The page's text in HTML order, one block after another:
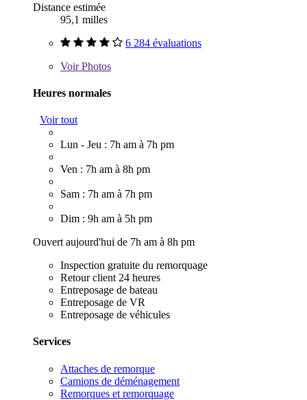
Distance estimée
95,1 milles
6 284 évaluations
VoirPhotos
Heures normales
Voir tout
Lun - Jeu : 7h am à 7h pm
Ven : 7h am à 8h pm
Sam : 7h am à 7h pm
Dim : 9h am à 5h pm
Ouvert aujourd'hui de 7h am à 8h pm
Inspection gratuite du remorquage
Retour client 24 heures
Entreposage de bateau
Entreposage de VR
Entreposage de véhicules
Services
Attaches de remorque
Camions de déménagement
Remorques et remorquage